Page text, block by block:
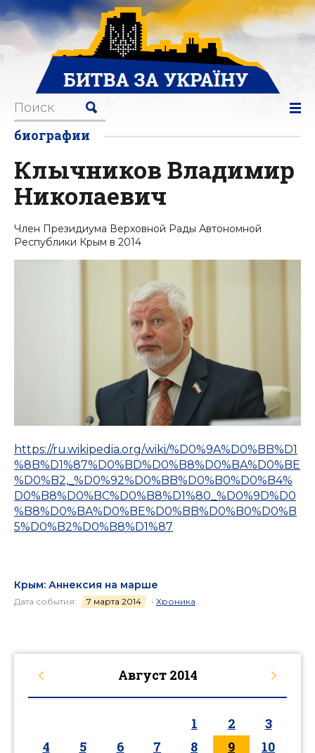
биографии
Клычников Владимир
Николаевич
Член Президиума Верховной Рады Автономной
Республики Крым в 2014
https://ru.wikipedia.org/wiki/%D0%9A%D0%BB%D1
%8B%D1%87%D0%BD%D0%B8%D0%BA%D0%BE
%D0%B2,_%D0%92%D0%BB%D0%B0%D0%B4%
D0%B8%D0%BC%D0%B8%D1%80_%D0%9D%D0
%B8%D0%BA%D0%BE%D0%BB%D0%B0%D0%B
5%D0%B2%D0%B8%D1%87
Крым: Аннексия на марше
Дата события: 7 марта 2014 • Хроника
Август 2014
1 2
3
4
5 6 7 8 9
10